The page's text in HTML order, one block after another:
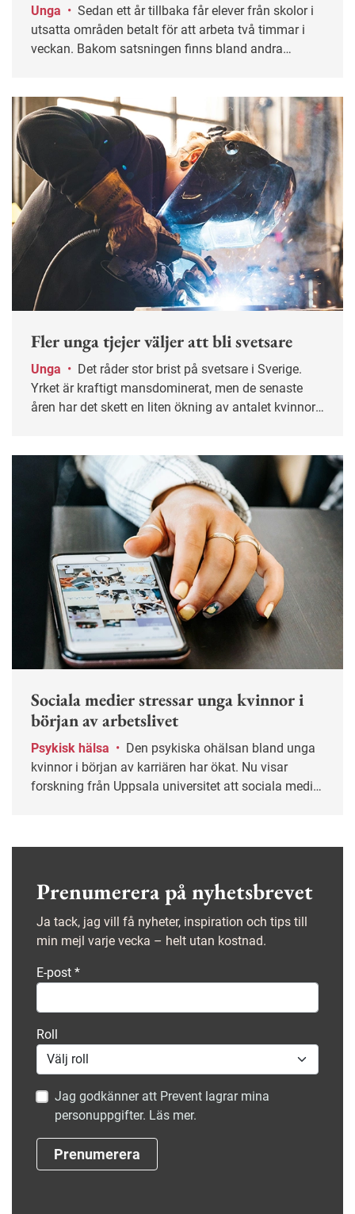
Unga •
utsatta områden betalt för att arbeta två timmar i
veckan. Bakom satsningen finns bland andra
Fler unga tjejer väljer att bli svetsare
Unga •
Yrket är kraftigt mansdominerat, men de senaste
åren har det skett en liten ökning av antalet kvinnor.
Sociala medier stressar unga kvinnor i
början av arbetslivet
Psykisk hälsa •
kvinnor i början av karriären har ökat. Nu visar
forskning från Uppsala universitet att sociala medier
Prenumerera på nyhetsbrevet
Ja tack, jag vill få nyheter, inspiration och tips till
min mejl varje vecka – helt utan kostnad.
E-post *
Roll
Jag godkänner att Prevent lagrar mina
personuppgifter. Läs mer.
Prenumerera